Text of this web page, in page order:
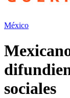
México
sociales